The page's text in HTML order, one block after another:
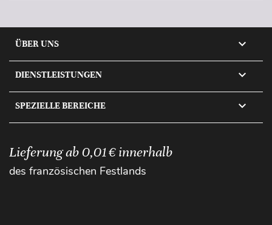
ÜBER UNS 
DIENSTLEISTUNGEN 
SPEZIELLE BEREICHE 
Lieferung ab 0,01 € innerhalb
des französischen Festlands